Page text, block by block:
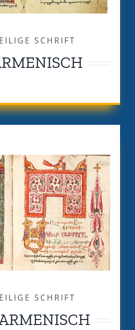
SCHRIFT
SCHRIFT